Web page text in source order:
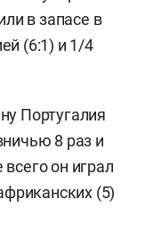
в запасе в
(6:1) и 1/4
Португалия
8 раз и
он играл
(5)